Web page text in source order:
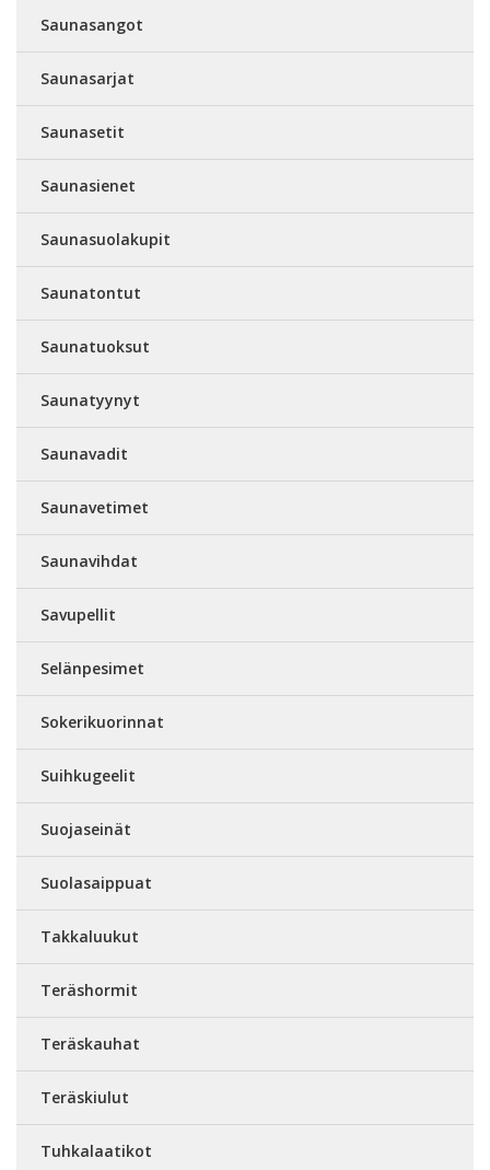
Saunasangot
Saunasarjat
Saunasetit
Saunasienet
Saunasuolakupit
Saunatontut
Saunatuoksut
Saunatyynyt
Saunavadit
Saunavetimet
Saunavihdat
Savupellit
Selänpesimet
Sokerikuorinnat
Suihkugeelit
Suojaseinät
Suolasaippuat
Takkaluukut
Teräshormit
Teräskauhat
Teräskiulut
Tuhkalaatikot